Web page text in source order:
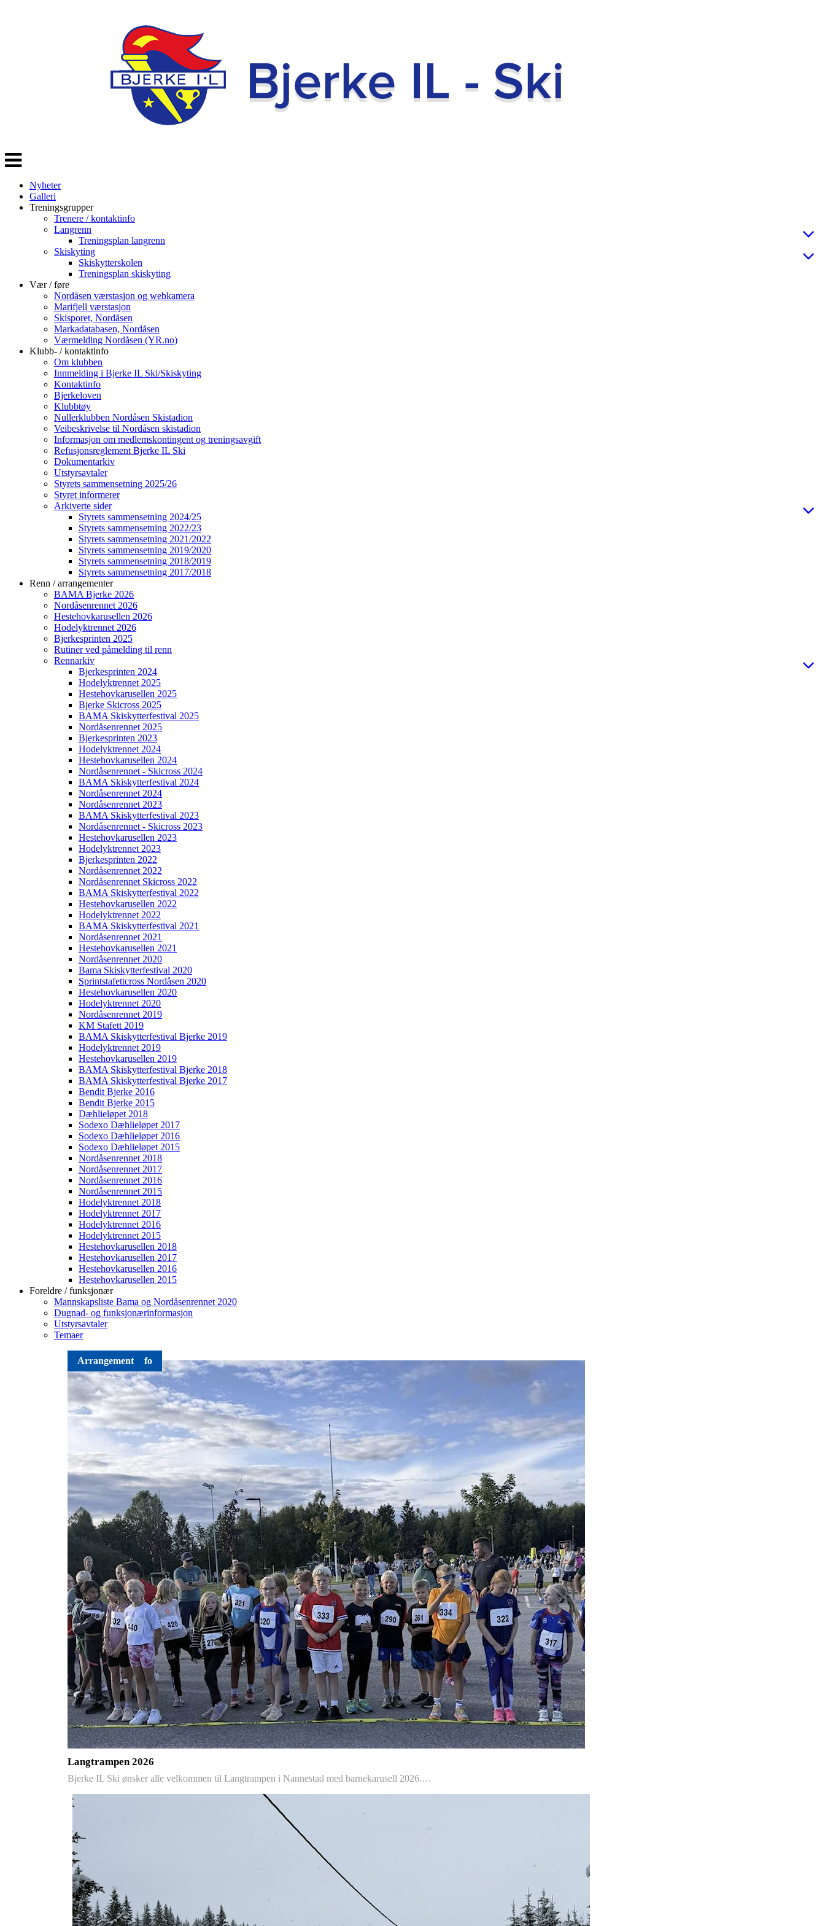
Veksle
navigasjon
Nyheter
Galleri
Treningsgrupper
Trenere / kontaktinfo
Langrenn
Treningsplan langrenn
Skiskyting
Skiskytterskolen
Treningsplan skiskyting
Vær / føre
Nordåsen værstasjon og webkamera
Marifjell værstasjon
Skisporet, Nordåsen
Markadatabasen, Nordåsen
Værmelding Nordåsen (YR.no)
Klubb- / kontaktinfo
Om klubben
Innmelding i Bjerke IL Ski/Skiskyting
Kontaktinfo
Bjerkeloven
Klubbtøy
Nullerklubben Nordåsen Skistadion
Veibeskrivelse til Nordåsen skistadion
Informasjon om medlemskontingent og treningsavgift
Refusjonsreglement Bjerke IL Ski
Dokumentarkiv
Utstyrsavtaler
Styrets sammensetning 2025/26
Styret informerer
Arkiverte sider
Styrets sammensetning 2024/25
Styrets sammensetning 2022/23
Styrets sammensetning 2021/2022
Styrets sammensetning 2019/2020
Styrets sammensetning 2018/2019
Styrets sammensetning 2017/2018
Renn / arrangementer
BAMA Bjerke 2026
Nordåsenrennet 2026
Hestehovkarusellen 2026
Hodelyktrennet 2026
Bjerkesprinten 2025
Rutiner ved påmelding til renn
Rennarkiv
Bjerkesprinten 2024
Hodelyktrennet 2025
Hestehovkarusellen 2025
Bjerke Skicross 2025
BAMA Skiskytterfestival 2025
Nordåsenrennet 2025
Bjerkesprinten 2023
Hodelyktrennet 2024
Hestehovkarusellen 2024
Nordåsenrennet - Skicross 2024
BAMA Skiskytterfestival 2024
Nordåsenrennet 2024
Nordåsenrennet 2023
BAMA Skiskytterfestival 2023
Nordåsenrennet - Skicross 2023
Hestehovkarusellen 2023
Hodelyktrennet 2023
Bjerkesprinten 2022
Nordåsenrennet 2022
Nordåsenrennet Skicross 2022
BAMA Skiskytterfestival 2022
Hestehovkarusellen 2022
Hodelyktrennet 2022
BAMA Skiskytterfestival 2021
Nordåsenrennet 2021
Hestehovkarusellen 2021
Nordåsenrennet 2020
Bama Skiskytterfestival 2020
Sprintstafettcross Nordåsen 2020
Hestehovkarusellen 2020
Hodelyktrennet 2020
Nordåsenrennet 2019
KM Stafett 2019
BAMA Skiskytterfestival Bjerke 2019
Hodelyktrennet 2019
Hestehovkarusellen 2019
BAMA Skiskytterfestival Bjerke 2018
BAMA Skiskytterfestival Bjerke 2017
Bendit Bjerke 2016
Bendit Bjerke 2015
Dæhlieløpet 2018
Sodexo Dæhlieløpet 2017
Sodexo Dæhlieløpet 2016
Sodexo Dæhlieløpet 2015
Nordåsenrennet 2018
Nordåsenrennet 2017
Nordåsenrennet 2016
Nordåsenrennet 2015
Hodelyktrennet 2018
Hodelyktrennet 2017
Hodelyktrennet 2016
Hodelyktrennet 2015
Hestehovkarusellen 2018
Hestehovkarusellen 2017
Hestehovkarusellen 2016
Hestehovkarusellen 2015
Foreldre / funksjonær
Mannskapsliste Bama og Nordåsenrennet 2020
Dugnad- og funksjonærinformasjon
Utstyrsavtaler
Temaer
Langtrampen 2026
Bjerke IL Ski ønsker alle velkommen til Langtrampen i Nannestad med barnekarusell 2026.…
Arrangementer
Organisasjonsinfo
Arrangement
Arrangement